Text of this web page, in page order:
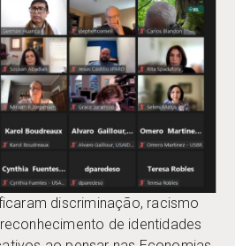
discriminação, racismo
de identidades